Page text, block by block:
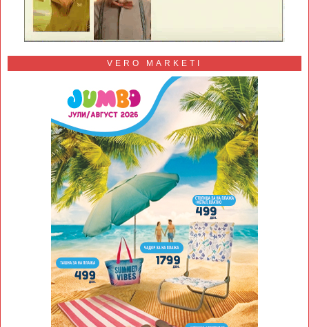
VERO MARKETI